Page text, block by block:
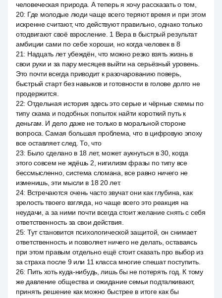
человеческая природа. А теперь я хочу рассказать о том,
20: Где молодые люди чаще всего теряют время и при этом
искренне считают, что действуют правильно, однако только
отодвигают своё взросление. 1 Вера в быстрый результат
амбиции сами по себе хороши, но когда человек в 8
21: Надцать лет убеждён, что можно резко взять жизнь в
свои руки и за пару месяцев выйти на серьёзный уровень.
Это почти всегда приводит к разочарованию поверь,
быстрый старт без навыков и готовности в голове долго не
продержится.
22: Отдельная история здесь это серые и чёрные схемы по
типу скама и подобных попыток найти короткий путь к
деньгам. И дело даже не только в моральной стороне
вопроса. Самая большая проблема, что в цифровую эпоху
все оставляет след. То, что
23: Было сделано в 18 лет, может аукнуться в 30, когда
этого совсем не ждёшь 2, нигилизм фразы по типу все
бессмысленно, система сломана, все равно ничего не
изменишь, эти мысли в 18 20 лет.
24: Встречаются очень часто звучат они как глубина, как
зрелость твоего взгляда, но чаще всего это реакция на
неудачи, а за ними почти всегда стоит желание снять с себя
ответственность за свои действия.
25: Тут становится психологической защитой, он снимает
ответственность и позволяет ничего не делать, оставаясь
при этом правым отдельно ещё стоит сказать про выбор из
за страха после 9 или 11 класса многие спешат поступить.
26: Пить хоть куда-нибудь, лишь бы не потерять год. К тому
же давление общества и ожидание семьи подталкивают,
принять решение как можно быстрее в итоге как бы